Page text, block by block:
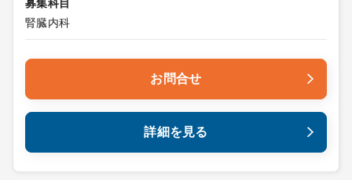
募集科目
腎臓内科
お問合せ
詳細を見る